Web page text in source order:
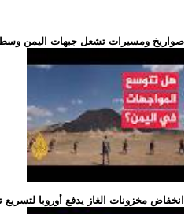
.. صواريخ ومسيرات تشعل جبهات اليمن
.. انخفاض مخزونات الغاز يدفع أوروبا